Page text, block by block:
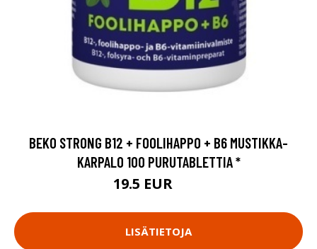
BEKO STRONG B12 + FOOLIHAPPO + B6 MUSTIKKA-
KARPALO 100 PURUTABLETTIA *
19.5 EUR
LISÄTIETOJA